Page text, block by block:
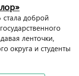
доброй
ленточки,
округа и студенты